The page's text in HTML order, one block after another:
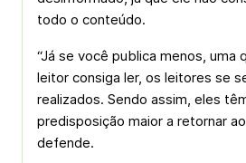
todo o conteúdo.
“Já se você publica menos, uma
leitor consiga ler, os leitores se
realizados. Sendo assim, eles
predisposição maior a retornar
defende.